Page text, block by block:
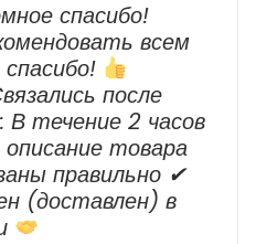
спасибо!
всем
после
В течение 2 часов
товара
правильно ✔
(доставлен) в